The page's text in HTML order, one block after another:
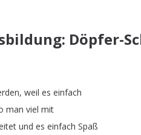
Döpfer-
, weil es einfach
man viel mit
und es einfach Spaß